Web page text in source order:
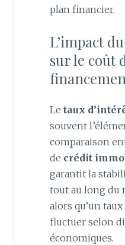
plan financier.
L’impact
sur le coût
Le taux
souvent
comparaison
de crédit
garantit la
tout au long du
alors qu’un
fluctuer selon
économiques.